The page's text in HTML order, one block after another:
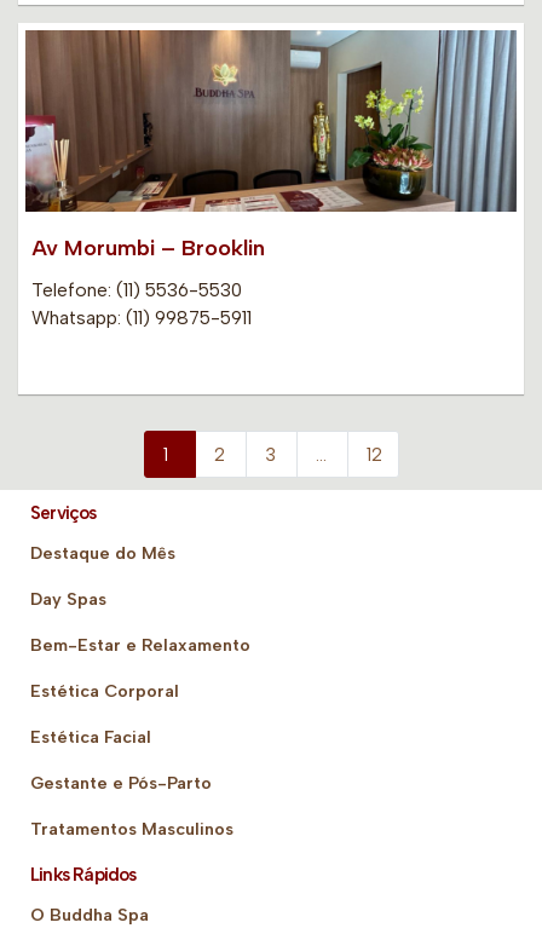
Av Morumbi – Brooklin
Telefone: (11) 5536-5530
Whatsapp: (11) 99875-5911
1 2 3 … 12
Serviços
Destaque do Mês
Day Spas
Bem-Estar e Relaxamento
Estética Corporal
Estética Facial
Gestante e Pós-Parto
Tratamentos Masculinos
Links Rápidos
O Buddha Spa